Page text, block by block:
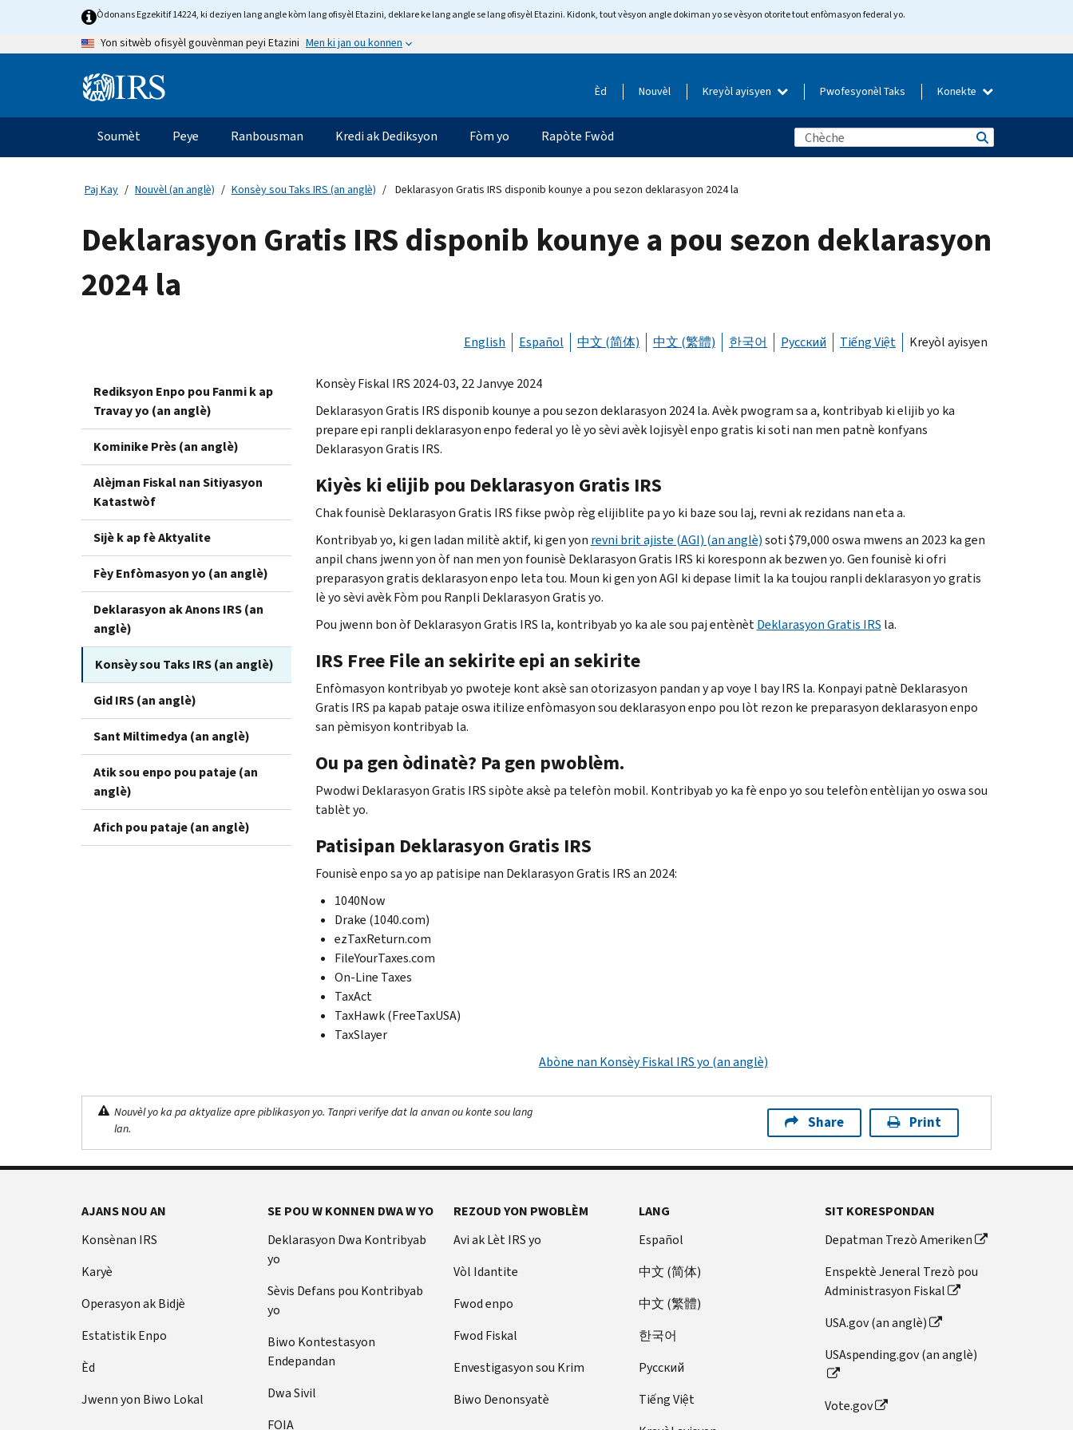
Òdonans Egzekitif 14224, ki deziyen lang angle kòm lang ofisyèl Etazini, deklare ke lang angle se lang ofisyèl Etazini. Kidonk, tout vèsyon angle dokiman yo se vèsyon otorite tout enfòmasyon federal yo.
Yon sitwèb ofisyèl gouvènman peyi Etazini Men ki jan ou konnen
Information Èd Nouvèl Kreyòl ayisyen Pwofesyonèl Taks Konekte
Navigasyon
prensipal
Soumèt Peye Ranbousman Kredi ak Dediksyon Fòm yo Rapòte Fwòd
Paj Kay Nouvèl (an anglè) Konsèy sou Taks IRS (an anglè) Deklarasyon Gratis IRS disponib kounye a pou sezon deklarasyon 2024 la
Deklarasyon Gratis IRS disponib kounye a pou sezon deklarasyon
2024 la
English Español 中文 (简体) 中文 (繁體) 한국어 Русский Tiếng Việt Kreyòl ayisyen
Rediksyon Enpo pou Fanmi k ap
Travay yo (an anglè)
Kominike Près (an anglè)
Alèjman Fiskal nan Sitiyasyon
Katastwòf
Sijè k ap fè Aktyalite
Fèy Enfòmasyon yo (an anglè)
Deklarasyon ak Anons IRS (an
anglè)
Konsèy sou Taks IRS (an anglè)
Gid IRS (an anglè)
Sant Miltimedya (an anglè)
Atik sou enpo pou pataje (an
anglè)
Afich pou pataje (an anglè)
Konsèy Fiskal IRS 2024-03, 22 Janvye 2024
Deklarasyon Gratis IRS disponib kounye a pou sezon deklarasyon 2024 la. Avèk pwogram sa a, kontribyab ki elijib yo ka
prepare epi ranpli deklarasyon enpo federal yo lè yo sèvi avèk lojisyèl enpo gratis ki soti nan men patnè konfyans
Deklarasyon Gratis IRS.
Kiyès ki elijib pou Deklarasyon Gratis IRS
Chak founisè Deklarasyon Gratis IRS fikse pwòp règ elijiblite pa yo ki baze sou laj, revni ak rezidans nan eta a.
Kontribyab yo, ki gen ladan militè aktif, ki gen yon revni brit ajiste (AGI) (an anglè)soti $79,000 oswa mwens an 2023 ka gen
anpil chans jwenn yon òf nan men yon founisè Deklarasyon Gratis IRS ki koresponn ak bezwen yo. Gen founisè ki ofri
preparasyon gratis deklarasyon enpo leta tou. Moun ki gen yon AGI ki depase limit la ka toujou ranpli deklarasyon yo gratis
lè yo sèvi avèk Fòm pou Ranpli Deklarasyon Gratis yo.
Pou jwenn bon òf Deklarasyon Gratis IRS la, kontribyab yo ka ale sou paj entènètDeklarasyon Gratis IRS la.
IRS Free File an sekirite epi an sekirite
Enfòmasyon kontribyab yo pwoteje kont aksè san otorizasyon pandan y ap voye l bay IRS la. Konpayi patnè Deklarasyon
Gratis IRS pa kapab pataje oswa itilize enfòmasyon sou deklarasyon enpo pou lòt rezon ke preparasyon deklarasyon enpo
san pèmisyon kontribyab la.
Ou pa gen òdinatè? Pa gen pwoblèm.
Pwodwi Deklarasyon Gratis IRS sipòte aksè pa telefòn mobil. Kontribyab yo ka fè enpo yo sou telefòn entèlijan yo oswa sou
tablèt yo.
Patisipan Deklarasyon Gratis IRS
Founisè enpo sa yo ap patisipe nan Deklarasyon Gratis IRS an 2024:
1040Now
Drake (1040.com)
ezTaxReturn.com
FileYourTaxes.com
On-Line Taxes
TaxAct
TaxHawk (FreeTaxUSA)
TaxSlayer
Abòne nan Konsèy Fiskal IRS yo (an anglè)
Nouvèl yo ka pa aktyalize apre piblikasyon yo. Tanpri verifye dat la anvan ou konte sou lang
lan.
Share Print
AJANS NOU AN
Konsènan IRS
Karyè
Operasyon ak Bidjè
Estatistik Enpo
Èd
Jwenn yon Biwo Lokal
SE POU W KONNEN DWA W YO
Deklarasyon Dwa Kontribyab
yo
Sèvis Defans pou Kontribyab
yo
Biwo Kontestasyon
Endepandan
Dwa Sivil
FOIA
REZOUD YON PWOBLÈM
Avi ak Lèt IRS yo
Vòl Idantite
Fwod enpo
Fwod Fiskal
Envestigasyon sou Krim
Biwo Denonsyatè
LANG
Español
中文 (简体)
中文 (繁體)
한국어
Pусский
Tiếng Việt
SIT KORESPONDAN
Depatman Trezò Ameriken
Enspektè Jeneral Trezò pou
Administrasyon Fiskal
USA.gov (an anglè)
USAspending.gov (an anglè)
Vote.gov